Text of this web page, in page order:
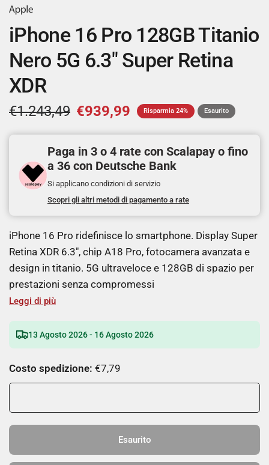
iPhone 16 Pro 128GB Titanio
Nero 5G 6.3" Super Retina
XDR
€1.243,49 €939,99 Risparmia 24% Esaurito
Paga in 3 o 4 rate con Scalapay o fino
a 36 con Deutsche Bank
Si applicano condizioni di servizio
Scopri gli altri metodi di pagamento a rate
iPhone 16 Pro ridefinisce lo smartphone. Display Super
Retina XDR 6.3", chip A18 Pro, fotocamera avanzata e
design in titanio. 5G ultraveloce e 128GB di spazio per
prestazioni senza compromessi
Leggi di più
13 Agosto 2026 - 16 Agosto 2026
Costo spedizione: €7,79
Esaurito